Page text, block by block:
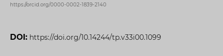
https://orcid.org/0000-0002-1839-2140
DOI: https://doi.org/10.14244/tp.v33i00.1099